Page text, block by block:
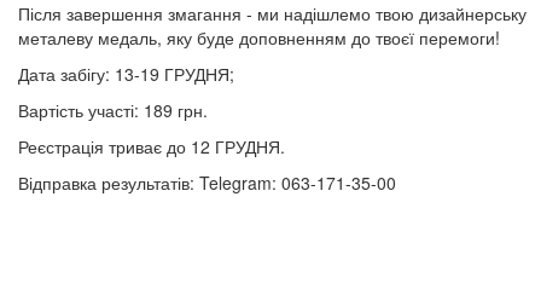
Після завершення змагання - ми надішлемо твою дизайнерську
металеву медаль, яку буде доповненням до твоєї перемоги!
Дата забігу: 13-19 ГРУДНЯ;
Вартість участі: 189 грн.
Реєстрація триває до 12 ГРУДНЯ.
Відправка результатів: Telegram: 063-171-35-00